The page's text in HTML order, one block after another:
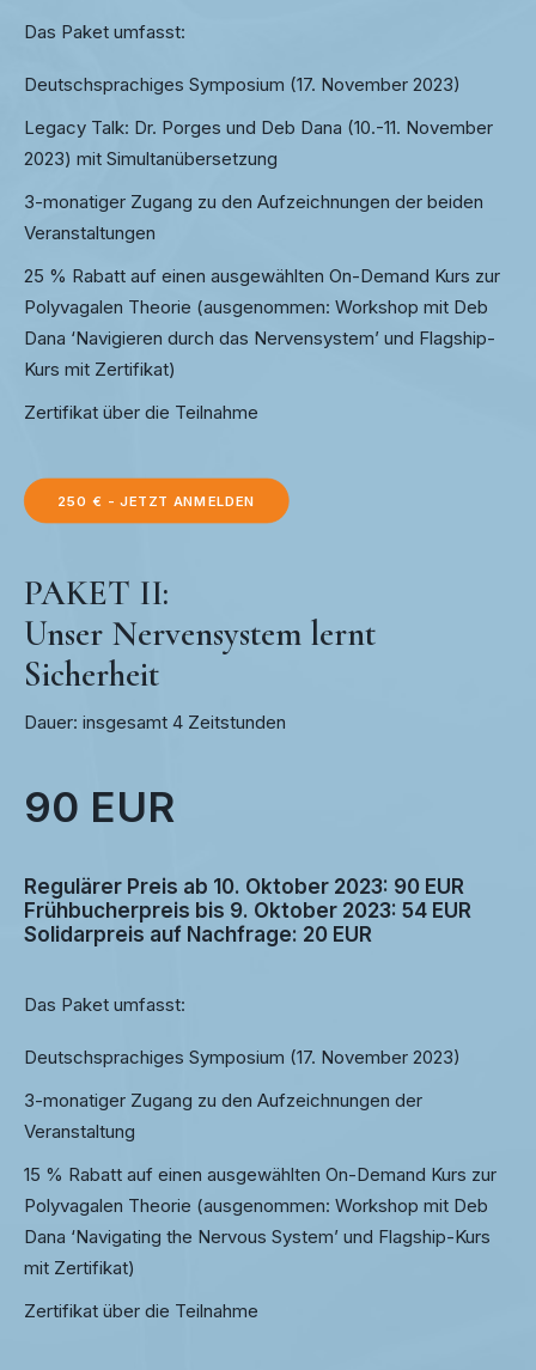
Das Paket umfasst:
Deutschsprachiges Symposium (17. November 2023)
Legacy Talk: Dr. Porges und Deb Dana (10.-11. November
2023) mit Simultanübersetzung
3-monatiger Zugang zu den Aufzeichnungen der beiden
Veranstaltungen
25 % Rabatt auf einen ausgewählten On-Demand Kurs zur
Polyvagalen Theorie (ausgenommen: Workshop mit Deb
Dana ‘Navigieren durch das Nervensystem’ und Flagship-
Kurs mit Zertifikat)
Zertifikat über die Teilnahme
250 € - JETZT ANMELDEN
PAKET II:
Unser Nervensystem lernt
Sicherheit
Dauer: insgesamt 4 Zeitstunden
90 EUR
Regulärer Preis ab 10. Oktober 2023: 90 EUR
Frühbucherpreis bis 9. Oktober 2023: 54 EUR
Solidarpreis auf Nachfrage: 20 EUR
Das Paket umfasst:
Deutschsprachiges Symposium (17. November 2023)
3-monatiger Zugang zu den Aufzeichnungen der
Veranstaltung
15 % Rabatt auf einen ausgewählten On-Demand Kurs zur
Polyvagalen Theorie (ausgenommen: Workshop mit Deb
Dana ‘Navigating the Nervous System’ und Flagship-Kurs
mit Zertifikat)
Zertifikat über die Teilnahme